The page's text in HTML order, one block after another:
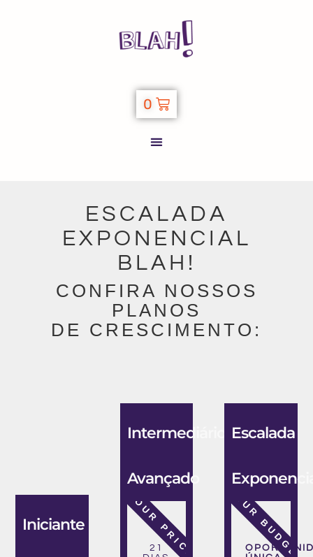
0
ESCALADA
EXPONENCIAL
BLAH!
CONFIRA NOSSOS
PLANOS
DE CRESCIMENTO:
Iniciante
Intermediário
Avançado
21
YOUR PRICE
Escalada
YOUR BUDGET